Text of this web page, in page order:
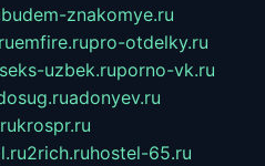
budem-znakomye.ru
emfire.rupro-otdelky.ru
seks-uzbek.ruporno-vk.ru
adonyev.ru
krospr.ru
2rich.ruhostel-65.ru